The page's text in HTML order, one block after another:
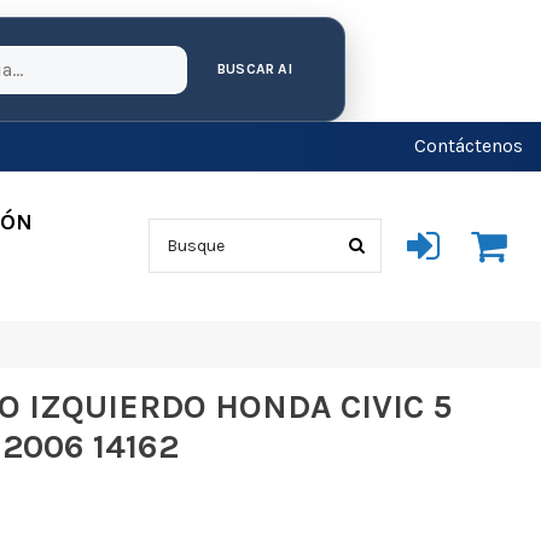
BUSCAR AI
Contáctenos
IZQUIERDO HONDA CIVIC 5
14162